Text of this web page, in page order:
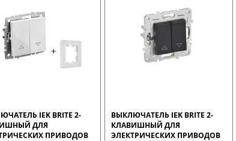
IEK BRITE 2-
ДЛЯ
ПРИВОДОВ
ВЫКЛЮЧАТЕЛЬ IEK BRITE 2-
КЛАВИШНЫЙ ДЛЯ
ЭЛЕКТРИЧЕСКИХ ПРИВОДОВ